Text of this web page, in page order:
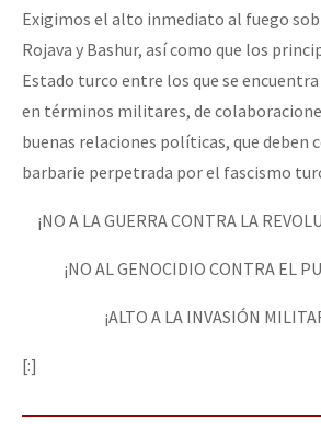
Exigimos el alto inmediato al fuego
Rojava y Bashur, así como que los
Estado turco entre los que se
en términos militares, de
buenas relaciones políticas, que deben
barbarie perpetrada por el fascismo
¡NO A LA GUERRA CONTRA LA
¡NO AL GENOCIDIO CONTRA EL
¡ALTO A LA INVASIÓN
[:]